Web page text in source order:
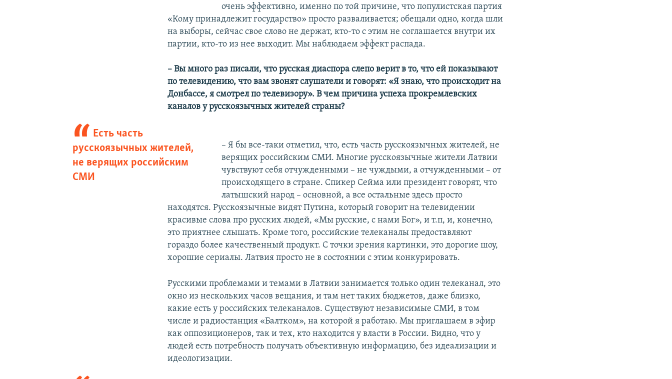
очень эффективно, именно по той причине, что популистская партия
«Кому принадлежит государство» просто разваливается; обещали одно, когда шли
на выборы, сейчас свое слово не держат, кто-то с этим не соглашается внутри их
партии, кто-то из нее выходит. Мы наблюдаем эффект распада.
– Вы много раз писали, что русская диаспора слепо верит в то, что ей показывают
по телевидению, что вам звонят слушатели и говорят: «Я знаю, что происходит на
Донбассе, я смотрел по телевизору». В чем причина успеха прокремлевских
каналов у русскоязычных жителей страны?
Есть часть
русскоязычных жителей,
не верящих российским
СМИ​
– Я бы все-таки отметил, что, есть часть русскоязычных жителей, не
верящих российским СМИ. Многие русскоязычные жители Латвии
чувствуют себя отчужденными – не чуждыми, а отчужденными – от
происходящего в стране. Спикер Сейма или президент говорят, что
латышский народ – основной, а все остальные здесь просто
находятся. Русскоязычные видят Путина, который говорит на телевидении
красивые слова про русских людей, «Мы русские, с нами Бог», и т.п, и, конечно,
это приятнее слышать. Кроме того, российские телеканалы предоставляют
гораздо более качественный продукт. С точки зрения картинки, это дорогие шоу,
хорошие сериалы. Латвия просто не в состоянии с этим конкурировать.
Русскими проблемами и темами в Латвии занимается только один телеканал, это
окно из нескольких часов вещания, и там нет таких бюджетов, даже близко,
какие есть у российских телеканалов. Существуют независимые СМИ, в том
числе и радиостанция «Балтком», на которой я работаю. Мы приглашаем в эфир
как оппозиционеров, так и тех, кто находится у власти в России. Видно, что у
людей есть потребность получать объективную информацию, без идеализации и
идеологизации.